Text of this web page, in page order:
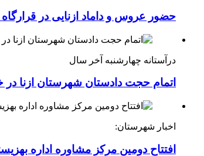
حضور عروس و داماد ازنایی در قرارگاه
درآستانه چهارشنبه آخر سال
اتمام حجت دادستان شهرستان ازنا
اخبار شهرستان:
افتتاح دومین مرکز مشاوره اداره